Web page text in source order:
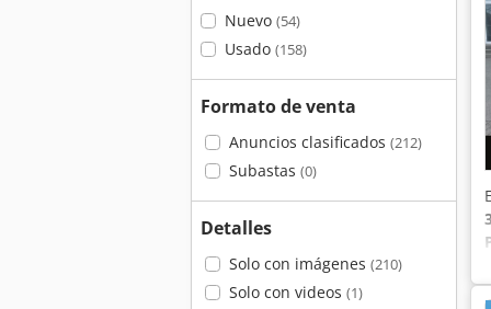
Nuevo (54)
Usado (158)
Formato de venta
Anuncios clasificados (212)
Subastas (0)
Detalles
Solo con imágenes (210)
Solo con videos (1)